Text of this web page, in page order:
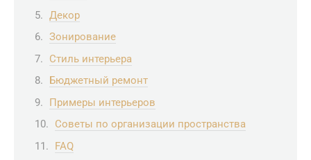
Декор
Зонирование
Стиль интерьера
Бюджетный ремонт
Примеры интерьеров
Советы по организации пространства
FAQ